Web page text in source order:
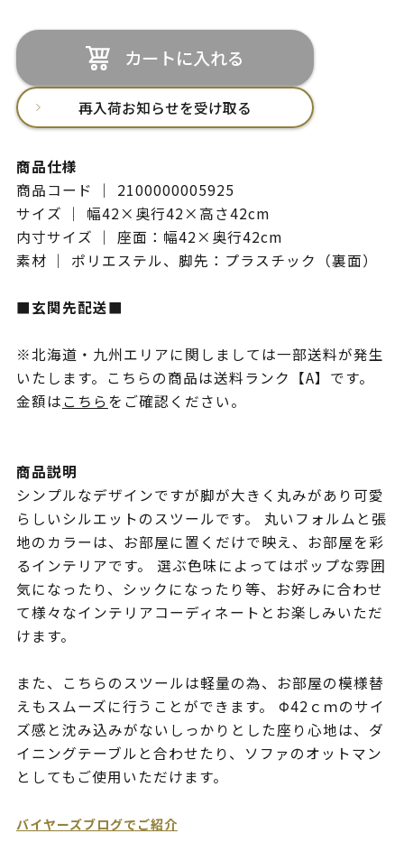
カートに入れる
再入荷お知らせを受け取る
商品仕様
商品コード ｜ 2100000005925
サイズ ｜ 幅42×奥行42×高さ42cm
内寸サイズ ｜ 座面：幅42×奥行42cm
素材 ｜ ポリエステル、脚先：プラスチック（裏面）
■玄関先配送■
※北海道・九州エリアに関しましては一部送料が発生
いたします。こちらの商品は送料ランク【A】です。
金額はこちらをご確認ください。
商品説明
シンプルなデザインですが脚が大きく丸みがあり可愛
らしいシルエットのスツールです。 丸いフォルムと張
地のカラーは、お部屋に置くだけで映え、お部屋を彩
るインテリアです。 選ぶ色味によってはポップな雰囲
気になったり、シックになったり等、お好みに合わせ
て様々なインテリアコーディネートとお楽しみいただ
けます。
また、こちらのスツールは軽量の為、お部屋の模様替
えもスムーズに行うことができます。 Φ42ｃｍのサイ
ズ感と沈み込みがないしっかりとした座り心地は、ダ
イニングテーブルと合わせたり、ソファのオットマン
としてもご使用いただけます。
バイヤーズブログでご紹介